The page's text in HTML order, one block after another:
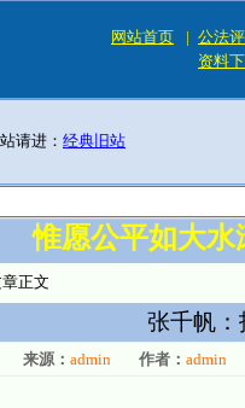
网站首页 | 公法
资料
请进： 经典旧站
惟愿公平如大
正文
张千帆
来源： admin 作者： admin